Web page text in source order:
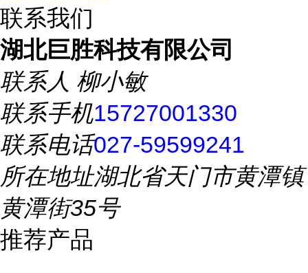
联系我们
湖北巨胜科技有限公司
联系人 柳小敏
联系手机15727001330
联系电话027-59599241
所在地址湖北省天门市黄潭镇
黄潭街35号
推荐产品